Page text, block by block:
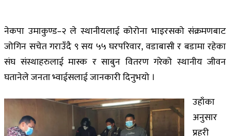
नेकपा उमाकुण्ड–२ ले स्थानीयलाई कोरोना भाइरसको संक्रमणबाट
जोगिन सचेत गराउँदै ९ सय ५५ घरपरिवार, वडाबासी र बडामा रहेका
संघ संस्थाहरुलाई मास्क र साबुन वितरण गरेको स्थानीय जीवन
घतानेले जनता भ्वाईसलाई जानकारी दिनुभयो ।
उहाँका
अनुसार